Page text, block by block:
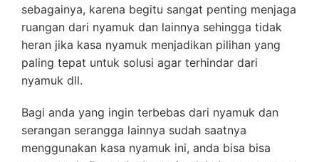
sebagainya, karena begitu sangat penting menjaga
ruangan dari nyamuk dan lainnya sehingga tidak
heran jika kasa nyamuk menjadikan pilihan yang
paling tepat untuk solusi agar terhindar dari
nyamuk dll.
Bagi anda yang ingin terbebas dari nyamuk dan
serangan serangga lainnya sudah saatnya
menggunakan kasa nyamuk ini, anda bisa bisa